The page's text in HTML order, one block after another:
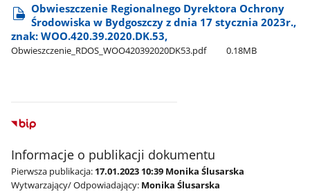
Obwieszczenie Regionalnego Dyrektora Ochrony
Środowiska w Bydgoszczy z dnia 17 stycznia 2023r.,
znak: WOO.420.39.2020.DK.53,
Obwieszczenie​_RDOS​_WOO420392020DK53.pdf 0.18MB
Informacje o publikacji dokumentu
Pierwsza publikacja: 17.01.2023 10:39 Monika Ślusarska
Wytwarzający/ Odpowiadający: Monika Ślusarska